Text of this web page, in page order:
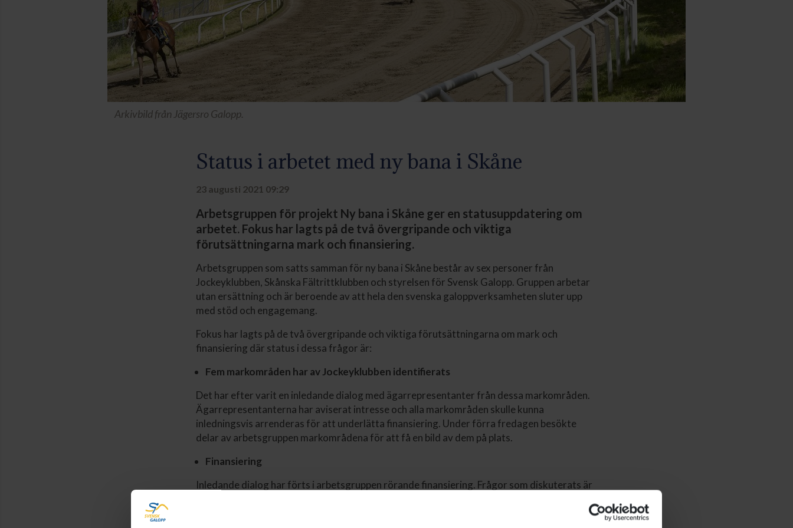
Arkivbild från Jägersro Galopp.
Status i arbetet med ny bana i Skåne
23 augusti 2021 09:29
Arbetsgruppen för projekt Ny bana i Skåne ger en statusuppdatering om
arbetet. Fokus har lagts på de två övergripande och viktiga
förutsättningarna mark och finansiering.
Arbetsgruppen som satts samman för ny bana i Skåne består av sex personer från
Jockeyklubben, Skånska Fältrittklubben och styrelsen för Svensk Galopp. Gruppen arbetar
utan ersättning och är beroende av att hela den svenska galoppverksamheten sluter upp
med stöd och engagemang.
Fokus har lagts på de två övergripande och viktiga förutsättningarna om mark och
finansiering där status i dessa frågor är:
Fem markområden har av Jockeyklubben identifierats
Det har efter varit en inledande dialog med ägarrepresentanter från dessa markområden.
Ägarrepresentanterna har aviserat intresse och alla markområden skulle kunna
inledningsvis arrenderas för att underlätta finansiering. Under förra fredagen besökte
delar av arbetsgruppen markområdena för att få en bild av dem på plats.
Finansiering
Inledande dialog har förts i arbetsgruppen rörande finansiering. Frågor som diskuterats är